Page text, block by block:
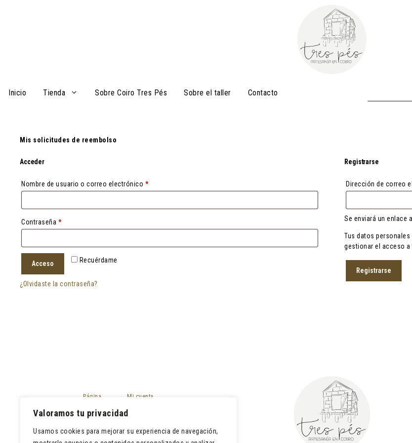
Valoramos tu privacidad
Usamos cookies para mejorar su experiencia de navegación,
Inicio Tienda Sobre Coiro Tres Pés Sobre el taller Contacto
Mis solicitudes de reembolso
Acceder
Nombre de usuario o correo electrónico *Obligatorio
Contraseña *Obligatorio
Recuérdame
Acceso
¿Olvidaste la contraseña?
Registrarse
Dirección de correo
Se enviará un enlace
Tus datos
gestionar el acceso
Registrarse
Página
Tienda
Contacto
Mi cuenta
Mis pedidos
Lista de deseos